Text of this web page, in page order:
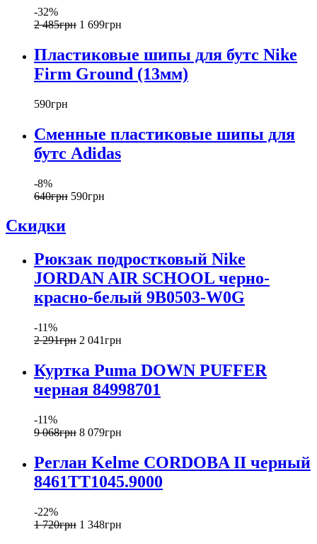
-32%
2 485грн 1 699грн
Пластиковые шипы для бутс Nike
Firm Ground (13мм)
590грн
Сменные пластиковые шипы для
бутс Adidas
-8%
640грн 590грн
Скидки
Рюкзак подростковый Nike
JORDAN AIR SCHOOL черно-
красно-белый 9B0503-W0G
-11%
2 291грн 2 041грн
Куртка Puma DOWN PUFFER
черная 84998701
-11%
9 068грн 8 079грн
Реглан Kelme CORDOBA II черный
8461TT1045.9000
-22%
1 720грн 1 348грн